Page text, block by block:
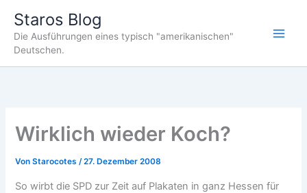
Inhalt
springen
Staros Blog
Die Ausführungen eines typisch "amerikanischen"
Deutschen.
Wirklich wieder Koch?
VonStarocotes/27. Dezember 2008
So wirbt die SPD zur Zeit auf Plakaten in ganz Hessen für